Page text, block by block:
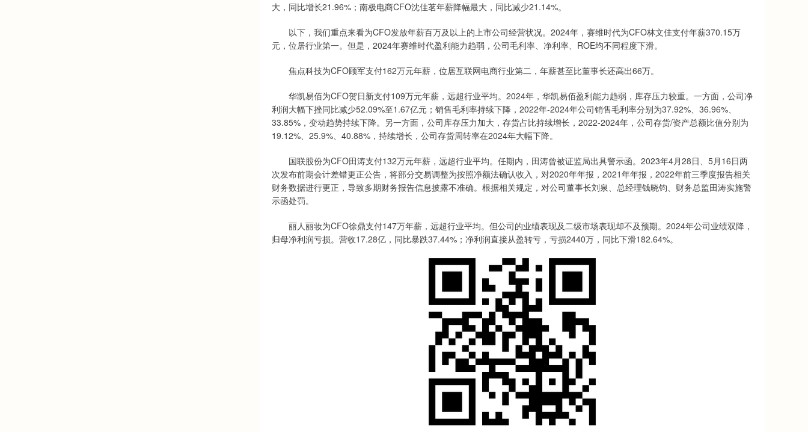
大，同比增长21.96%；南极电商CFO沈佳茗年薪降幅最大，同比减少21.14%。
以下，我们重点来看为CFO发放年薪百万及以上的上市公司经营状况。2024年，赛维时代为CFO林文佳支付年薪370.15万
元，位居行业第一。但是，2024年赛维时代盈利能力趋弱，公司毛利率、净利率、ROE均不同程度下滑。
焦点科技为CFO顾军支付162万元年薪，位居互联网电商行业第二，年薪甚至比董事长还高出66万。
华凯易佰为CFO贺日新支付109万元年薪，远超行业平均。2024年，华凯易佰盈利能力趋弱，库存压力较重。一方面，公司净
利润大幅下挫同比减少52.09%至1.67亿元；销售毛利率持续下降，2022年-2024年公司销售毛利率分别为37.92%、36.96%、
33.85%，变动趋势持续下降。另一方面，公司库存压力加大，存货占比持续增长，2022-2024年，公司存货/资产总额比值分别为
19.12%、25.9%、40.88%，持续增长，公司存货周转率在2024年大幅下降。
国联股份为CFO田涛支付132万元年薪，远超行业平均。任期内，田涛曾被证监局出具警示函。2023年4月28日、5月16日两
次发布前期会计差错更正公告，将部分交易调整为按照净额法确认收入，对2020年年报，2021年年报，2022年前三季度报告相关
财务数据进行更正，导致多期财务报告信息披露不准确。根据相关规定，对公司董事长刘泉、总经理钱晓钧、财务总监田涛实施警
示函处罚。
丽人丽妆为CFO徐鼎支付147万年薪，远超行业平均。但公司的业绩表现及二级市场表现却不及预期。2024年公司业绩双降，
归母净利润亏损。营收17.28亿，同比暴跌37.44%；净利润直接从盈转亏，亏损2440万，同比下滑182.64%。